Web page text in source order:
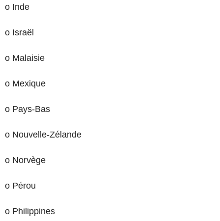
o Inde
o Israël
o Malaisie
o Mexique
o Pays-Bas
o Nouvelle-Zélande
o Norvège
o Pérou
o Philippines